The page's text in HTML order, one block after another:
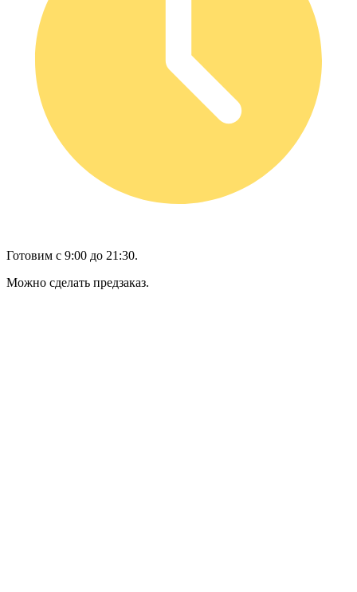
Готовим с 9:00 до 21:30.
Можно сделать предзаказ.